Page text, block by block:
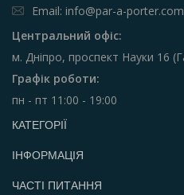
Email: info@par-a-porter.com
Центральний офіс:
м. Дніпро, проспект Науки 16
Графік роботи:
пн - пт 11:00 - 19:00
КАТЕГОРІЇ
ІНФОРМАЦІЯ
ЧАСТІ ПИТАННЯ